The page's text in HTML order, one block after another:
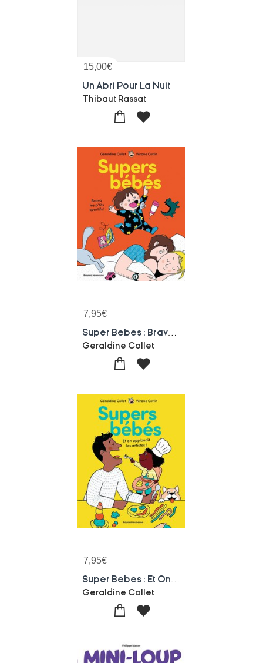
15,00€
Un Abri Pour La Nuit
Thibaut Rassat
7,95€
Geraldine Collet
7,95€
Geraldine Collet